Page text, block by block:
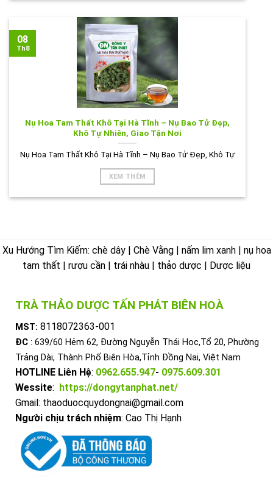
Nụ Hoa Tam Thất Khô Tại Hà Tĩnh – Nụ Bao Tử Đẹp,
Khô Tự Nhiên, Giao Tận Nơi
Nụ Hoa Tam Thất Khô Tại Hà Tĩnh – Nụ Bao Tử Đẹp, Khô Tự
XEM THÊM
08
Th8
Xu Hướng Tìm Kiếm: chè dây | Chè Vằng | nấm lim xanh | nụ hoa
tam thất | rượu cần | trái nhàu | thảo dược | Dược liệu
TRÀ THẢO DƯỢC TẤN PHÁT BIÊN HOÀ
MST: 8118072363-001
ĐC : 639/60 Hẻm 62, Đường Nguyễn Thái Học,Tổ 20, Phường
Trảng Dài, Thành Phố Biên Hòa,Tỉnh Đồng Nai, Việt Nam
HOTLINE Liên Hệ: 0962.655.947- 0975.609.301
Wessite: https://dongytanphat.net/
Gmail: thaoduocquydongnai@gmail.com
Người chịu trách nhiệm: Cao Thị Hạnh